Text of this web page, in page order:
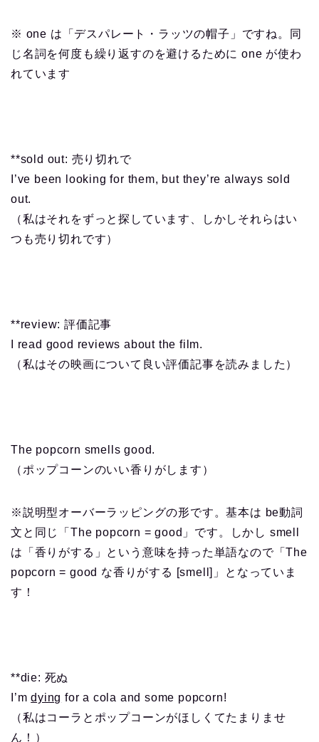
※ one は「デスパレート・ラッツの帽子」ですね。同
じ名詞を何度も繰り返すのを避けるために one が使わ
れています
**sold out: 売り切れで
I’ve been looking for them, but they’re always sold
out.
（私はそれをずっと探しています、しかしそれらはい
つも売り切れです）
**review: 評価記事
I read good reviews about the film.
（私はその映画について良い評価記事を読みました）
The popcorn smells good.
（ポップコーンのいい香りがします）
※説明型オーバーラッピングの形です。基本は be動詞
文と同じ「The popcorn = good」です。しかし smell
は「香りがする」という意味を持った単語なので「The
popcorn = good な香りがする [smell]」となっていま
す！
**die: 死ぬ
I’mdying for a cola and some popcorn!
（私はコーラとポップコーンがほしくてたまりませ
ん！）